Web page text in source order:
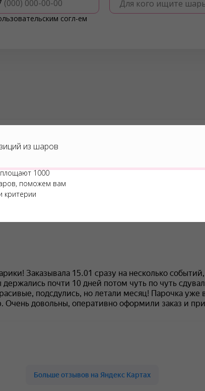
из шаров
1000
поможем вам
критерии
Для кого ищите
согл-ем